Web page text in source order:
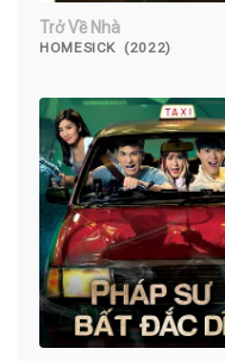
Trở Về Nhà
HOMESICK (2022)